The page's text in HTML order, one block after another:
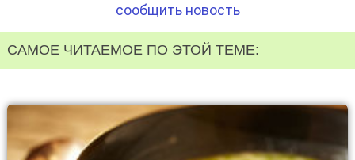
сообщить новость
САМОЕ ЧИТАЕМОЕ ПО ЭТОЙ ТЕМЕ: